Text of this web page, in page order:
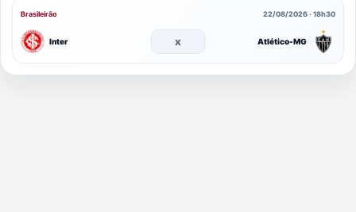
Brasileirão 22/08/2026 · 18h30
Inter x Atlético-MG